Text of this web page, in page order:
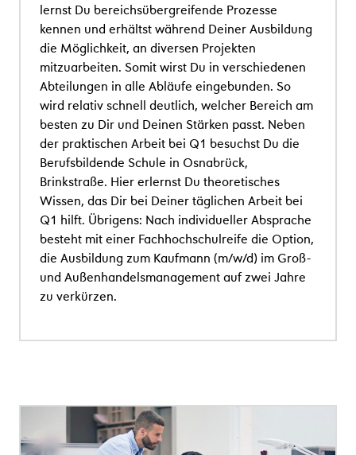
lernst Du bereichsübergreifende Prozesse
kennen und erhältst während Deiner Ausbildung
die Möglichkeit, an diversen Projekten
mitzuarbeiten. Somit wirst Du in verschiedenen
Abteilungen in alle Abläufe eingebunden. So
wird relativ schnell deutlich, welcher Bereich am
besten zu Dir und Deinen Stärken passt. Neben
der praktischen Arbeit bei Q1 besuchst Du die
Berufsbildende Schule in Osnabrück,
Brinkstraße. Hier erlernst Du theoretisches
Wissen, das Dir bei Deiner täglichen Arbeit bei
Q1 hilft. Übrigens: Nach individueller Absprache
besteht mit einer Fachhochschulreife die Option,
die Ausbildung zum Kaufmann (m/w/d) im Groß-
und Außenhandelsmanagement auf zwei Jahre
zu verkürzen.